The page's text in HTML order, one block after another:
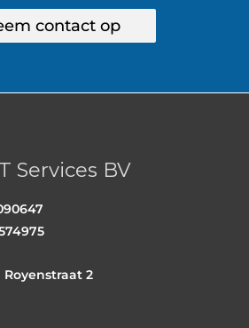
contact op
Services BV
2